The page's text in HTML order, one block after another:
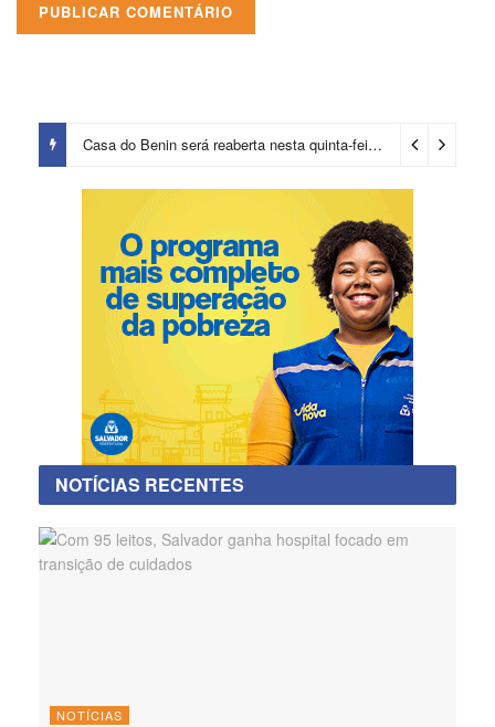
Casa do Benin será reaberta nesta quinta-feira (6) 18 horas ago
NOTÍCIAS RECENTES
NOTÍCIAS